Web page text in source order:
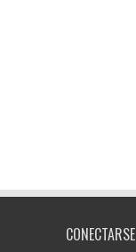
CONECTARSE